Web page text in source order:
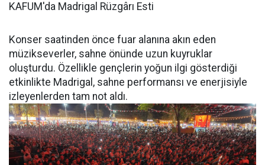
KAFUM'da Madrigal Rüzgârı Esti
Konser saatinden önce fuar alanına akın eden
müzikseverler, sahne önünde uzun kuyruklar
oluşturdu. Özellikle gençlerin yoğun ilgi gösterdiği
etkinlikte Madrigal, sahne performansı ve enerjisiyle
izleyenlerden tam not aldı.